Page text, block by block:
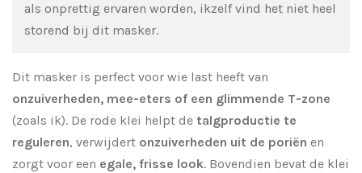
als onprettig ervaren worden, ikzelf vind het niet heel
storend bij dit masker.
Dit masker is perfect voor wie last heeft van
onzuiverheden, mee-eters of een glimmende T-zone
(zoals ik). De rode klei helpt de talgproductie te
reguleren, verwijdert onzuiverheden uit de poriën en
zorgt voor een egale, frisse look. Bovendien bevat de klei